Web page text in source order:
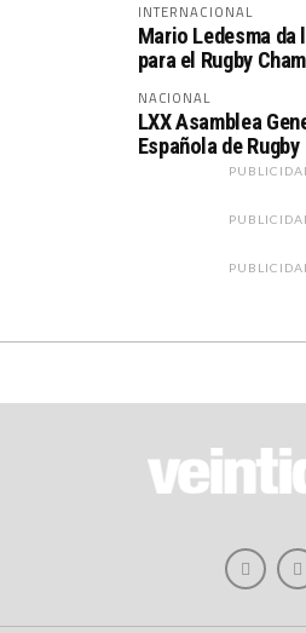
INTERNACIONAL
Mario Ledesma da
para el Rugby
NACIONAL
LXX Asamblea
Española de Rugby